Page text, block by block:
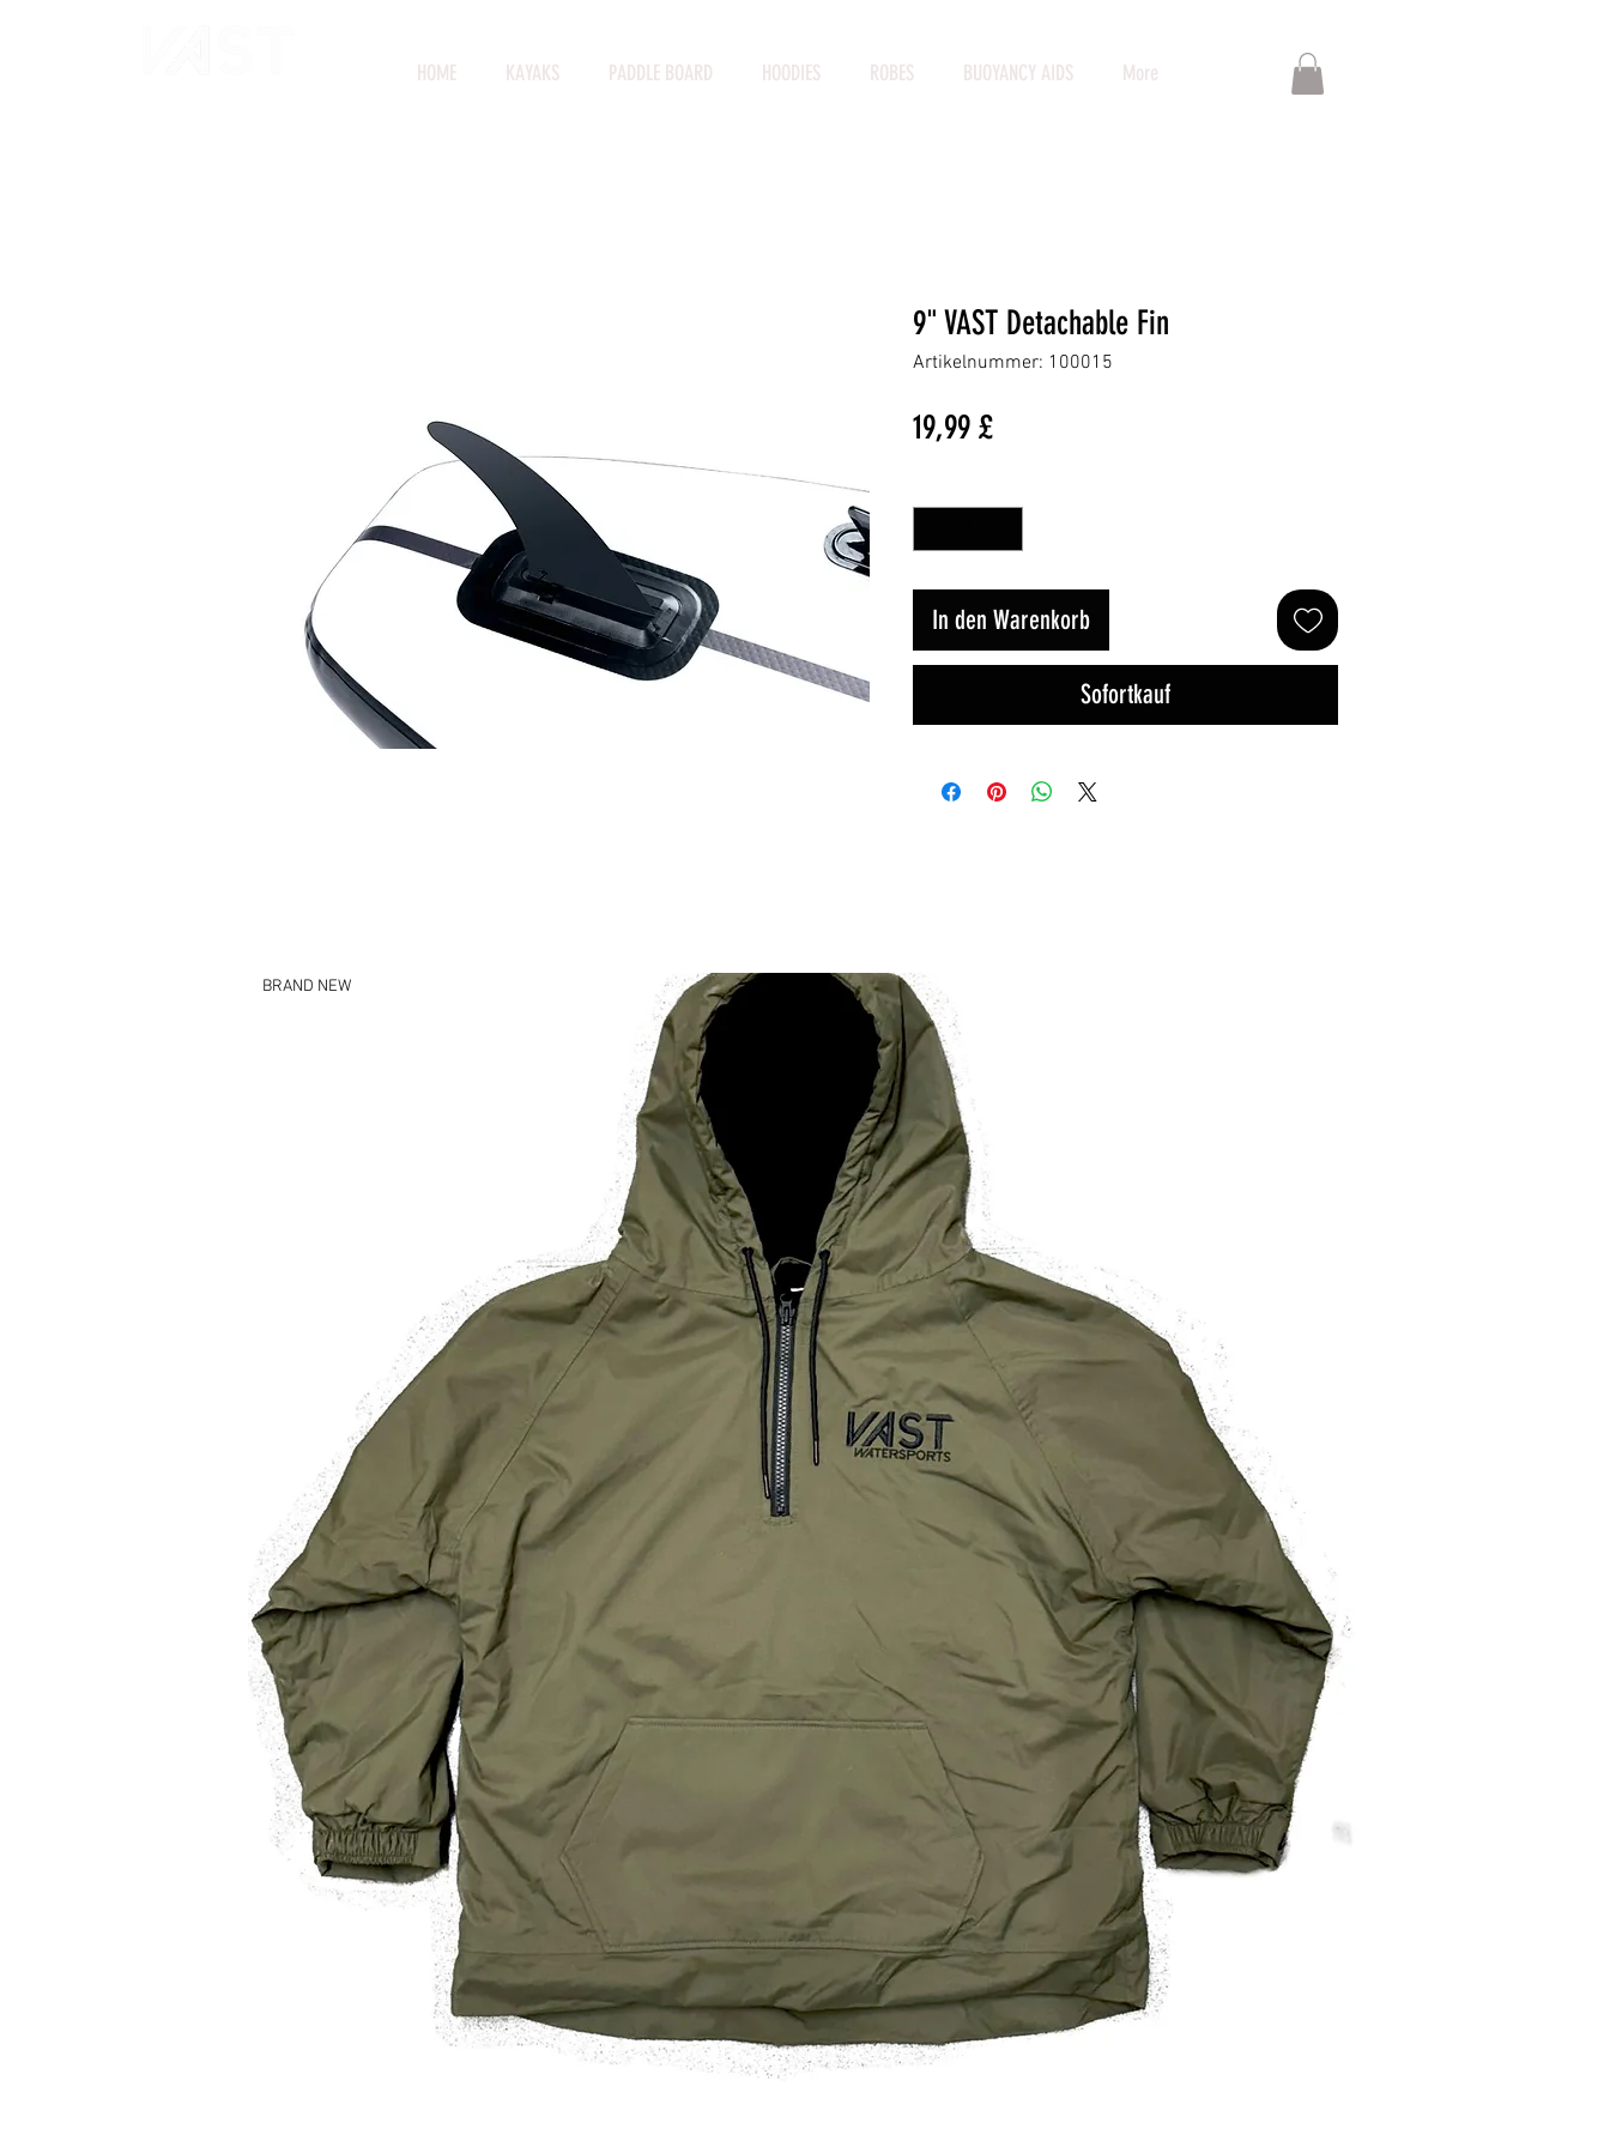
HOME KAYAKS PADDLE BOARD HOODIES ROBES BUOYANCY AIDS More
9" VAST Detachable Fin
Artikelnummer: 100015
19,99 £Preis
In den Warenkorb
Sofortkauf
BRAND NEW